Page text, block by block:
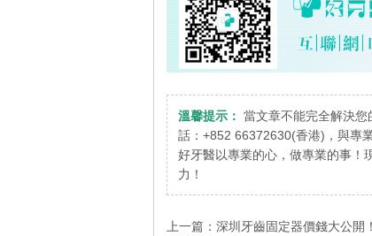
溫馨提示： 當文章不能完全解決
話：+852 66372630(香港)，與專
好牙醫以專業的心，做專業的事！
力！
上一篇： 深圳牙齒固定器價錢大公開